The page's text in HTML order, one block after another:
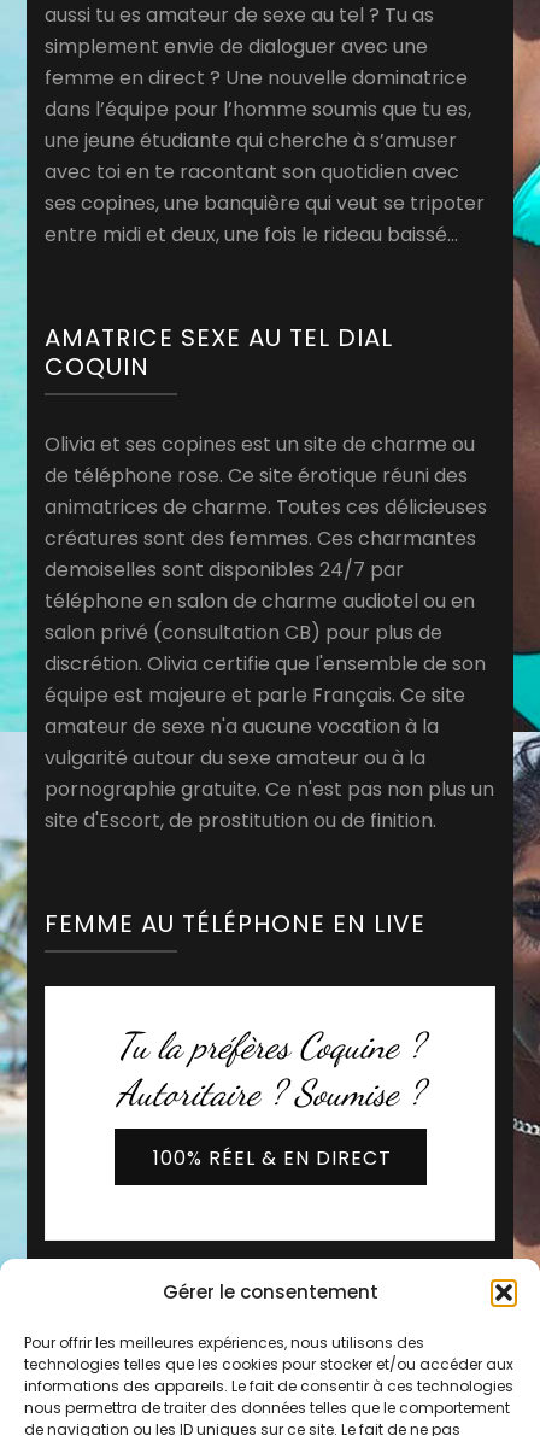
Gérer le consentement
Pour offrir les meilleures expériences, nous utilisons des
technologies telles que les cookies pour stocker et/ou accéder aux
informations des appareils. Le fait de consentir à ces technologies
nous permettra de traiter des données telles que le comportement
de navigation ou les ID uniques sur ce site. Le fait de ne pas
aussi tu es amateur de sexe au tel ? Tu as
simplement envie de dialoguer avec une
femme en direct ? Une nouvelle dominatrice
dans l’équipe pour l’homme soumis que tu es,
une jeune étudiante qui cherche à s’amuser
avec toi en te racontant son quotidien avec
ses copines, une banquière qui veut se tripoter
entre midi et deux, une fois le rideau baissé…
AMATRICE SEXE AU TEL DIAL
COQUIN
Olivia et ses copines est un site de charme ou
de téléphone rose. Ce site érotique réuni des
animatrices de charme. Toutes ces délicieuses
créatures sont des femmes. Ces charmantes
demoiselles sont disponibles 24/7 par
téléphone en salon de charme audiotel ou en
salon privé (consultation CB) pour plus de
discrétion. Olivia certifie que l'ensemble de son
équipe est majeure et parle Français. Ce site
amateur de sexe n'a aucune vocation à la
vulgarité autour du sexe amateur ou à la
pornographie gratuite. Ce n'est pas non plus un
site d'Escort, de prostitution ou de finition.
FEMME AU TÉLÉPHONE EN LIVE
Tu la préfères Coquine ?
Autoritaire ? Soumise ?
100% RÉEL & EN DIRECT